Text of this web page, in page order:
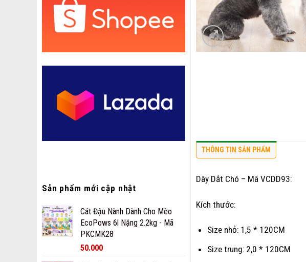
Sản phẩm mới cập nhật
Cát Đậu Nành Dành Cho Mèo
EcoPows 6l Nặng 2.2kg - Mã
PKCMK28
50.000
THÔNG TIN SẢN PHẨM
Dây Dắt Chó – Mã VCDD93:
Kích thước:
Size nhỏ: 1,5 * 120CM
Size trung: 2,0 * 120CM